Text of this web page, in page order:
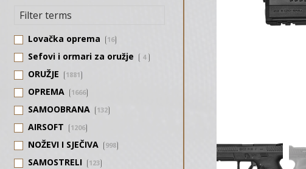
Lovačka oprema 16
Sefovi i ormari za oružje 4
ORUŽJE 1881
OPREMA 1666
SAMOOBRANA 132
AIRSOFT 1206
NOŽEVI I SJEČIVA 998
SAMOSTRELI 123